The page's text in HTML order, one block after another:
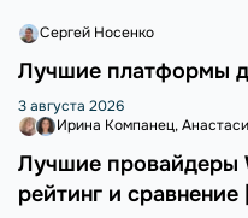
Сергей Носенко
Лучшие платформы
3 августа 2026
Ирина Компанец
Лучшие провайдеры
рейтинг и сравнение